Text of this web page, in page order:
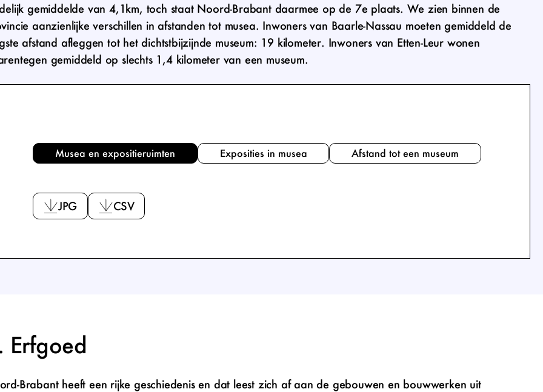
gemiddelde van 4,1km, toch staat Noord-Brabant daarmee op de 7e plaats. We zien binnen de
aanzienlijke verschillen in afstanden tot musea. Inwoners van Baarle-Nassau moeten gemiddeld de
afstand afleggen tot het dichtstbijzijnde museum: 19 kilometer. Inwoners van Etten-Leur wonen
gemiddeld op slechts 1,4 kilometer van een museum.
Musea en expositieruimten Exposities in musea Afstand tot een museum
Bron: CBS
JPG
CSV
Erfgoed
Brabant heeft een rijke geschiedenis en dat leest zich af aan de gebouwen en bouwwerken uit